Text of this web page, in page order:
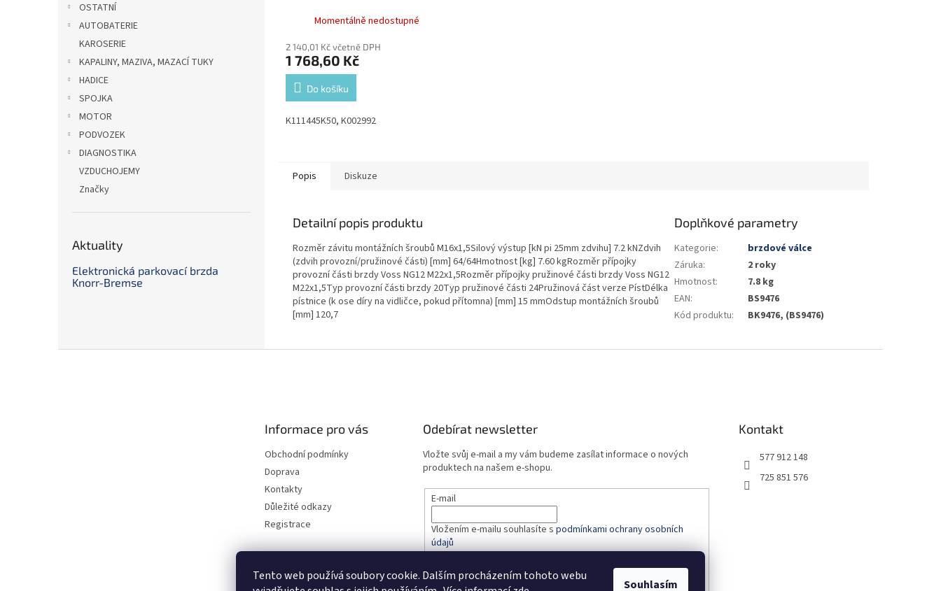
Tento web používá soubory cookie. Dalším procházením tohoto webu
Souhlasím
OSTATNÍ
AUTOBATERIE
KAROSERIE
KAPALINY, MAZIVA, MAZACÍ TUKY
HADICE
SPOJKA
MOTOR
PODVOZEK
DIAGNOSTIKA
VZDUCHOJEMY
Značky
Aktuality
Elektronická parkovací brzda
Knorr-Bremse
Momentálně nedostupné
2 140,01 Kč včetně DPH
1 768,60 Kč
Do košíku
K111445K50, K002992
Popis Diskuze
Detailní popis produktu
Rozměr závitu montážních šroubů M16x1,5Silový výstup [kN pi 25mm zdvihu] 7.2 kNZdvih
(zdvih provozní/pružinové části) [mm] 64/64Hmotnost [kg] 7.60 kgRozměr přípojky
provozní části brzdy Voss NG12 M22x1,5Rozměr přípojky pružinové části brzdy Voss NG12
M22x1,5Typ provozní části brzdy 20Typ pružinové části 24Pružinová část verze PístDélka
pístnice (k ose díry na vidličce, pokud přítomna) [mm] 15 mmOdstup montážních šroubů
[mm] 120,7
Doplňkové parametry
Kategorie:
brzdové válce
Záruka:
2 roky
Hmotnost:
7.8 kg
EAN:
BS9476
Kód produktu: BK9476, (BS9476)
Informace pro vás
Obchodní podmínky
Doprava
Kontakty
Důležité odkazy
Registrace
Odebírat newsletter
Vložte svůj e-mail a my vám budeme zasílat informace o nových
produktech na našem e-shopu.
E-mail
Vložením e-mailu souhlasíte s podmínkami ochrany osobních
údajů
PŘIHLÁSIT SE
Kontakt
577 912 148
725 851 576